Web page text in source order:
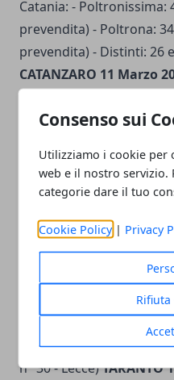
Consenso sui
Utilizziamo i cookie per
web e il nostro servizio.
categorie dare il tuo
Cookie Policy | Privacy
Catania: - Poltronissima:
prevendita) - Poltrona:
prevendita) - Distinti: 26
CATANZARO 11 Marzo
Gran Teatro Le Fontane
Catanzaro: ore 21.00
Giorgio Panariello a
diritti di prevendita) -
prevendita)Infoline
Giorgio Panariello a
LECCE
"Panariello non Esiste"
Panariello: Teatro
n° 30 - Lecce)TARANTO